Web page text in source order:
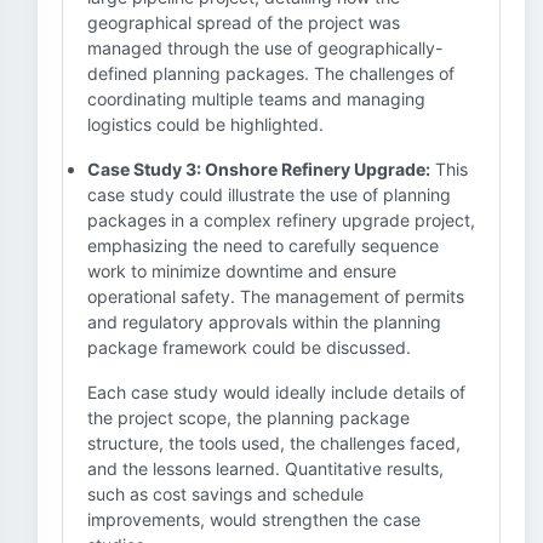
geographical spread of the project was
managed through the use of geographically-
defined planning packages. The challenges of
coordinating multiple teams and managing
logistics could be highlighted.
Case Study 3: Onshore Refinery Upgrade: This
case study could illustrate the use of planning
packages in a complex refinery upgrade project,
emphasizing the need to carefully sequence
work to minimize downtime and ensure
operational safety. The management of permits
and regulatory approvals within the planning
package framework could be discussed.
Each case study would ideally include details of
the project scope, the planning package
structure, the tools used, the challenges faced,
and the lessons learned. Quantitative results,
such as cost savings and schedule
improvements, would strengthen the case